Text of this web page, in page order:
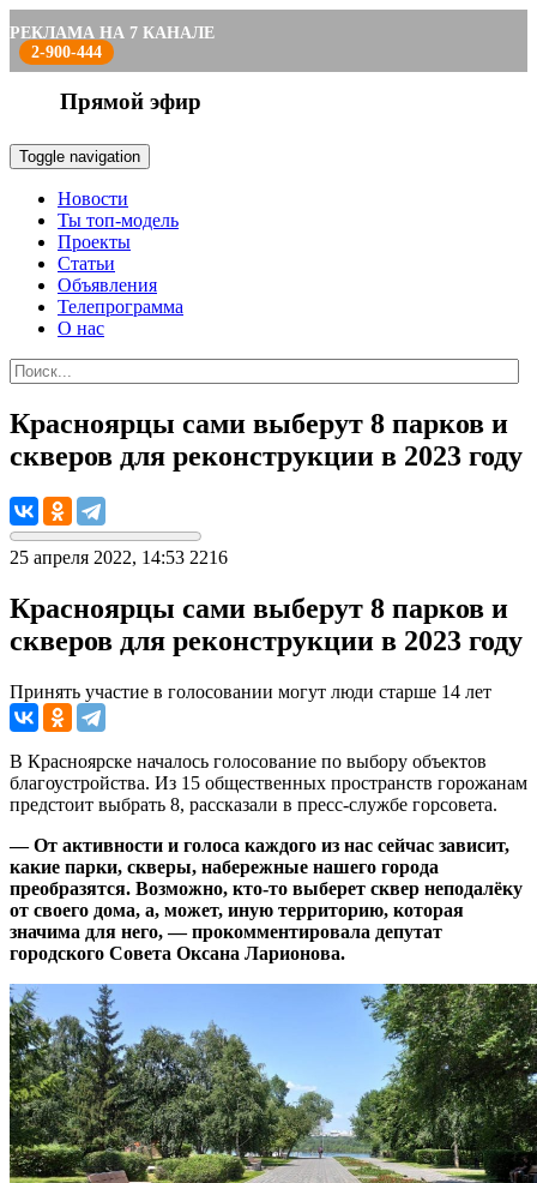
РЕКЛАМА НА 7 КАНАЛЕ
2-900-444
Прямой эфир
Toggle navigation
Новости
Ты топ-модель
Проекты
Статьи
Объявления
Телепрограмма
О нас
Красноярцы сами выберут 8 парков и
скверов для реконструкции в 2023 году
25 апреля 2022, 14:53 2216
Красноярцы сами выберут 8 парков и
скверов для реконструкции в 2023 году
Принять участие в голосовании могут люди старше 14 лет
В Красноярске началось голосование по выбору объектов
благоустройства. Из 15 общественных пространств горожанам
предстоит выбрать 8, рассказали в пресс-службе горсовета.
— От активности и голоса каждого из нас сейчас зависит,
какие парки, скверы, набережные нашего города
преобразятся. Возможно, кто-то выберет сквер неподалёку
от своего дома, а, может, иную территорию, которая
значима для него, — прокомментировала депутат
городского Совета Оксана Ларионова.